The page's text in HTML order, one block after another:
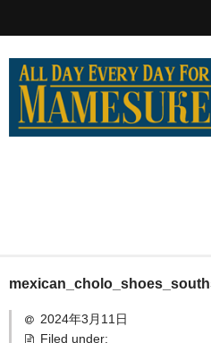
ホーム
MEXICO買い付け
2024年3月11日
Filed under: